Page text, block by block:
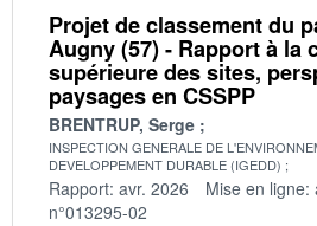
Projet de classement du
Augny (57) - Rapport à la
supérieure des sites,
paysages en CSSPP
BRENTRUP, Serge
INSPECTION GENERALE DE
DEVELOPPEMENT DURABLE (IGEDD)
Rapport: avr. 2026 Mise en ligne:
n°013295-02